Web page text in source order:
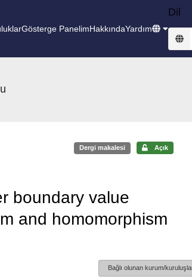
Gösterge PanelimHakkındaYardım
Dil
Dergi makalesi Açık
boundary value
and homomorphism
Bağlı olunan kurum/